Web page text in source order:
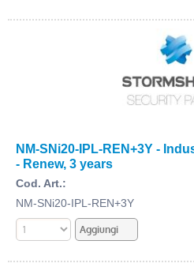
NM-SNi20-IPL-REN+3Y -
- Renew, 3 years
Cod. Art.:
NM-SNi20-IPL-REN+3Y